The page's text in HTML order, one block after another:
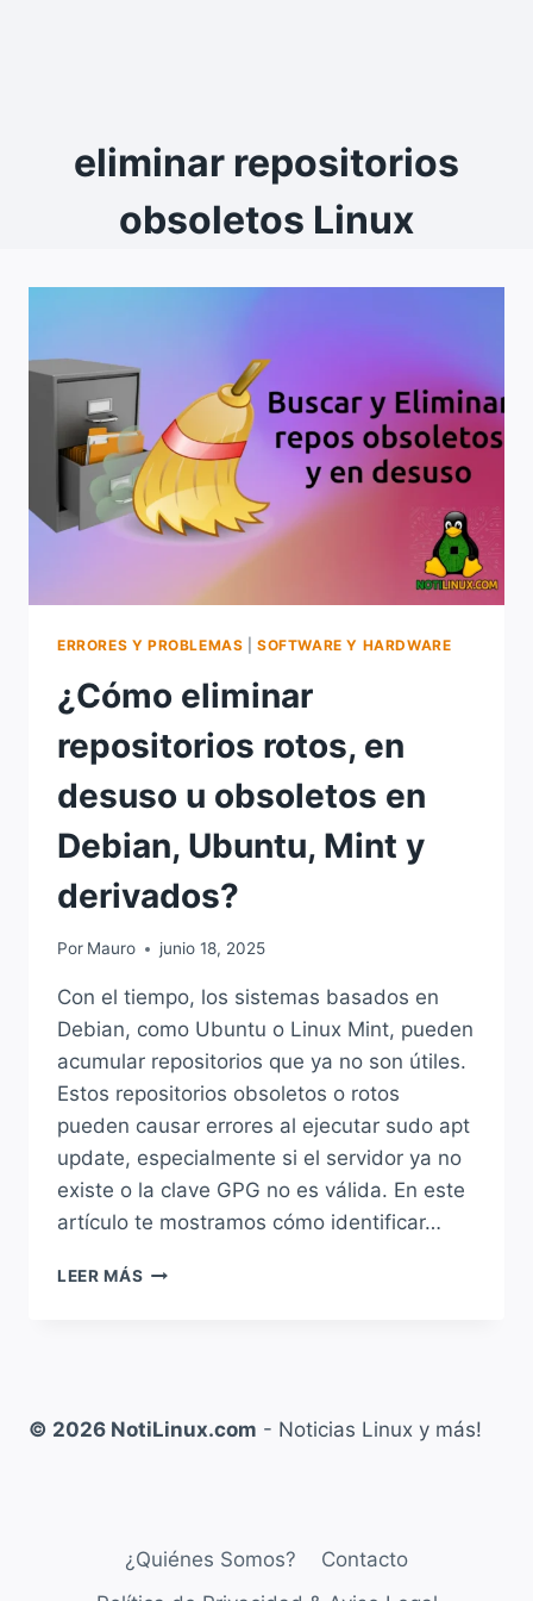
eliminar repositorios
obsoletos Linux
ERRORES Y PROBLEMAS |SOFTWARE Y HARDWARE
¿Cómo eliminar
repositorios rotos, en
desuso u obsoletos en
Debian, Ubuntu, Mint y
derivados?
Por Mauro junio 18, 2025
Con el tiempo, los sistemas basados en
Debian, como Ubuntu o Linux Mint, pueden
acumular repositorios que ya no son útiles.
Estos repositorios obsoletos o rotos
pueden causar errores al ejecutar sudo apt
update, especialmente si el servidor ya no
existe o la clave GPG no es válida. En este
artículo te mostramos cómo identificar…
LEER MÁS ¿CÓMO
U
Y
DERIVADOS?
© 2026 NotiLinux.com - Noticias Linux y más!
¿Quiénes Somos?
Contacto